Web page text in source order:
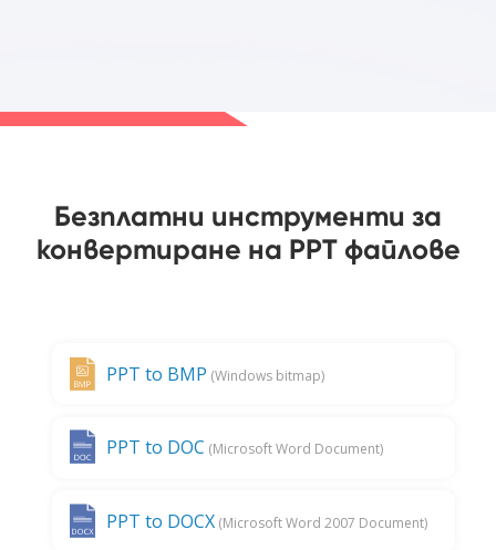
Безплатни инструменти за
конвертиране на PPT файлове
PPT to BMP (Windows bitmap)
PPT to DOC (Microsoft Word Document)
PPT to DOCX (Microsoft Word 2007 Document)